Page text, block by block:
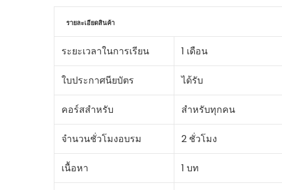
รายละเอียดสินค้า
ระยะเวลาในการเรียน 1 เดือน
ใบประกาศนียบัตร ได้รับ
คอร์สสำหรับ สำหรับทุกคน
จำนวนชั่วโมงอบรม 2 ชั่วโมง
เนื้อหา 1 บท